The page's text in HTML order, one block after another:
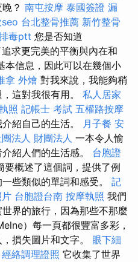
？ 南屯按摩 泰國簽證 漏
台北整骨推薦 新竹整骨
毒ptt 您是否知道
求更完美的平衡與內在和
本信息，因此可以在幾個小
拿 外燴 對我來說，我能夠稍
這對我很有用。 私人居家
照 記帳士 考試 五權路按摩
紹自己的生活。 月子餐 安
法人 財團法人 一本令人愉
紹人們的生活感。 台胞證
要概述了這個詞，提供了例
些類似的單詞和感受。 記
台胞證台南 按摩執照 我們
界的旅行，因為那些不那麼
）每一頁都很豐富多彩，
損失圖片和文字。 眼下細
經絡調理證照 它收集了世界